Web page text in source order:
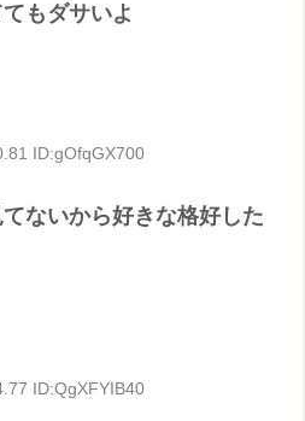
もダサいよ
ID:gOfqGX700
ないから好きな格好した
ID:QgXFYIB40